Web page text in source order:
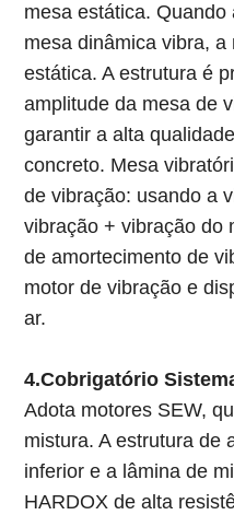
mesa estática.
mesa dinâmica vibra,
estática. A estrutura é
amplitude da mesa de
garantir a alta
concreto. Mesa
de vibração: usando a
vibração + vibração do
de amortecimento de
motor de vibração e
ar.
4.Cobrigatório
Adota motores SEW,
mistura. A estrutura de
inferior e a lâmina de
HARDOX de alta